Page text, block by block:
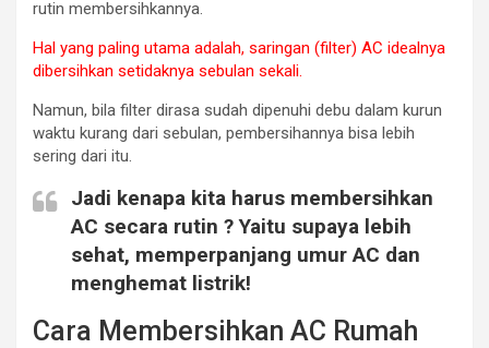
rutin membersihkannya.
Hal yang paling utama adalah, saringan (filter) AC idealnya
dibersihkan setidaknya sebulan sekali.
Namun, bila filter dirasa sudah dipenuhi debu dalam kurun
waktu kurang dari sebulan, pembersihannya bisa lebih
sering dari itu.
Jadi kenapa kita harus membersihkan
AC secara rutin ? Yaitu supaya lebih
sehat, memperpanjang umur AC dan
menghemat listrik!
Cara Membersihkan AC Rumah